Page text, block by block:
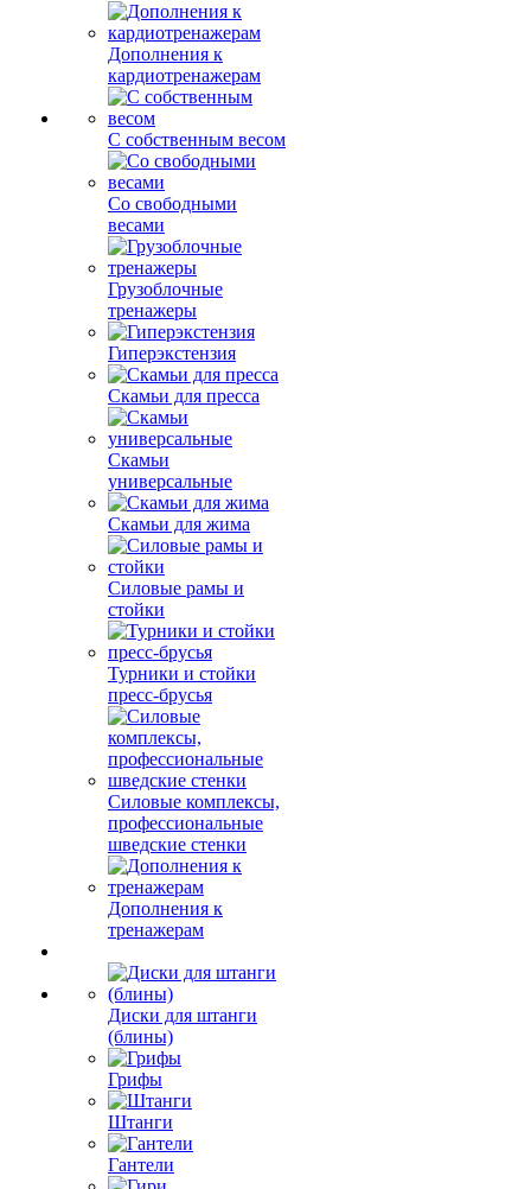
Дополнения к
кардиотренажерам
С собственным весом
Со свободными
весами
Грузоблочные
тренажеры
Гиперэкстензия
Скамьи для пресса
Скамьи
универсальные
Скамьи для жима
Силовые рамы и
стойки
Турники и стойки
пресс-брусья
Силовые комплексы,
профессиональные
шведские стенки
Дополнения к
тренажерам
Диски для штанги
(блины)
Грифы
Штанги
Гантели